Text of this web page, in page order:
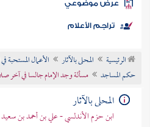
الكتب
موضوعي
تراجم الأعلام
الرئيسية المحلى بالآثار
الأعمال
حكم المساجد
مسألة وجد الإمام جالسا في آخر
المحلى بالآثار
ابن حزم الأندلسي - علي بن أحمد بن